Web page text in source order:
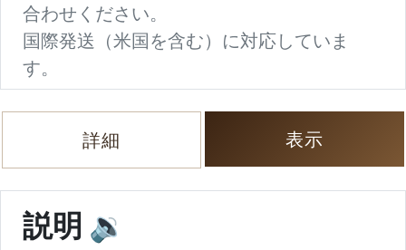
合わせください。
国際発送（米国を含む）に対応していま
す。
詳細 表示
説明 🔉